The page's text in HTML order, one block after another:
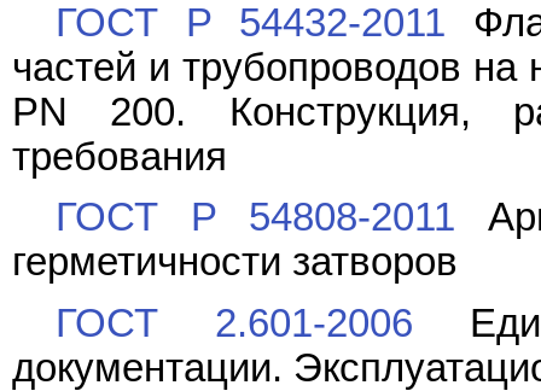
ГОСТ Р 54432-2011
частей и трубопроводов
PN 200. Конструкция,
требования
ГОСТ Р 54808-2011
герметичности затворов
ГОСТ 2.601-2006
документации.